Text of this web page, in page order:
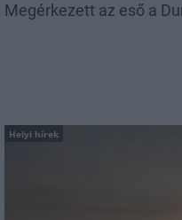
Megérkezett az eső a
Helyi hírek